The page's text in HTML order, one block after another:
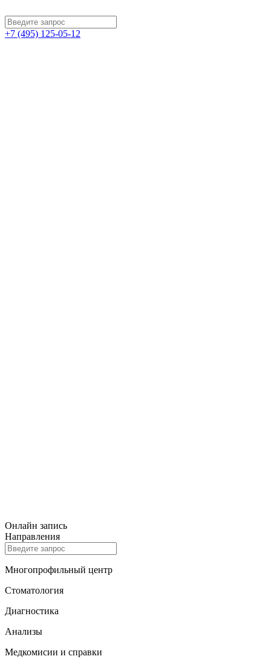
+7 (495) 125-05-12
Онлайн запись
Направления
Многопрофильный центр
Стоматология
Диагностика
Анализы
Медкомисии и справки